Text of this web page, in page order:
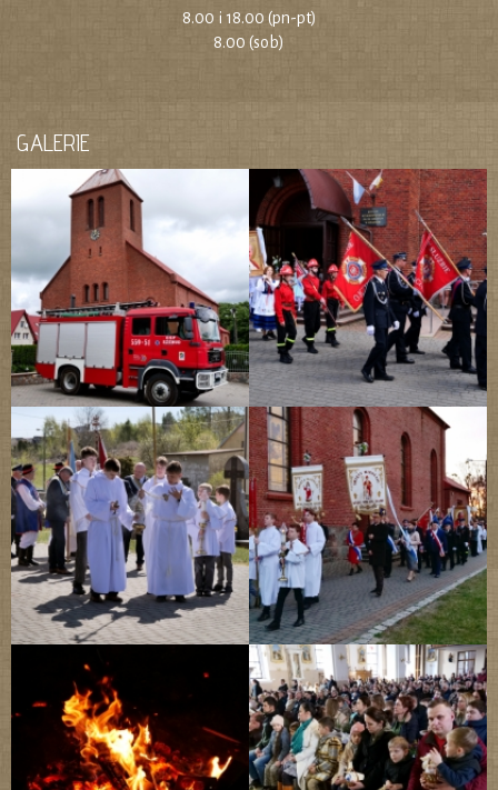
8.00 i 18.00 (pn-pt)
8.00 (sob)
GALERIE